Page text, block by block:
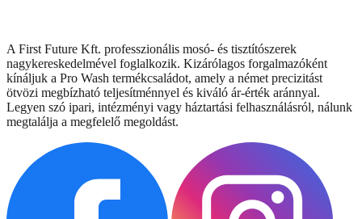
A First Future Kft. professzionális mosó- és tisztítószerek
nagykereskedelmével foglalkozik. Kizárólagos forgalmazóként
kínáljuk a Pro Wash termékcsaládot, amely a német precizitást
ötvözi megbízható teljesítménnyel és kiváló ár-érték aránnyal.
Legyen szó ipari, intézményi vagy háztartási felhasználásról, nálunk
megtalálja a megfelelő megoldást.